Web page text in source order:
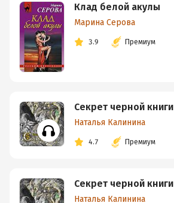
Клад белой акулы
Марина Серова
3.9 Премиум
Секрет черной книги
Наталья Калинина
4.7 Премиум
Секрет черной книги
Наталья Калинина